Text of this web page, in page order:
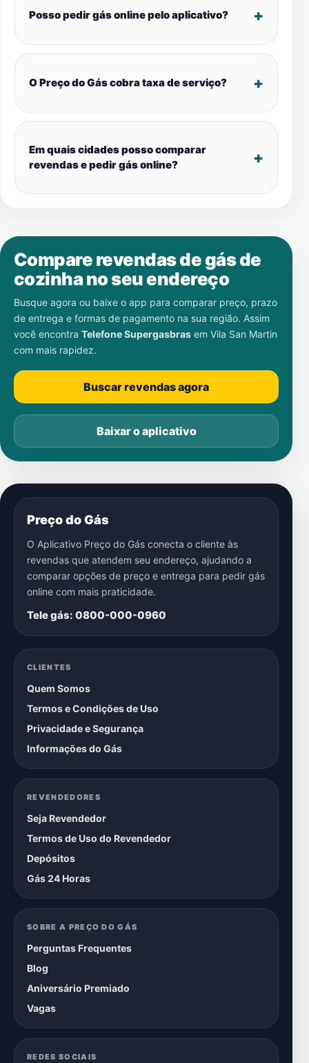
Posso pedir gás online pelo aplicativo?
O Preço do Gás cobra taxa de serviço?
Em quais cidades posso comparar
revendas e pedir gás online?
Compare revendas de gás de
cozinha no seu endereço
Busque agora ou baixe o app para comparar preço, prazo
de entrega e formas de pagamento na sua região. Assim
você encontra Telefone Supergasbras em Vila San Martin
com mais rapidez.
Buscar revendas agora
Baixar o aplicativo
Preço do Gás
O Aplicativo Preço do Gás conecta o cliente às
revendas que atendem seu endereço, ajudando a
comparar opções de preço e entrega para pedir gás
online com mais praticidade.
Tele gás: 0800-000-0960
CLIENTES
Quem Somos
Termos e Condições de Uso
Privacidade e Segurança
Informações do Gás
REVENDEDORES
Seja Revendedor
Termos de Uso do Revendedor
Depósitos
Gás 24 Horas
SOBRE A PREÇO DO GÁS
Perguntas Frequentes
Blog
Aniversário Premiado
Vagas
REDES SOCIAIS